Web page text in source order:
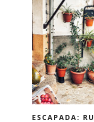
ESCAPADA: